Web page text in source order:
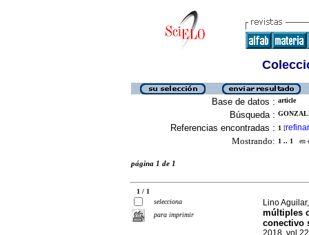
Base de datos : article
Búsqueda :
Referencias encontradas : 1 [refinar
Mostrando: 1 .. 1 en
página 1 de 1
1 / 1
selecciona
para imprimir
Lino
múltiples
conectivo
2018,